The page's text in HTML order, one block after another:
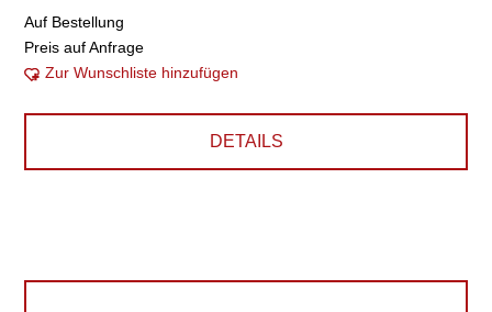
Auf Bestellung
Preis auf Anfrage
Zur Wunschliste hinzufügen
DETAILS